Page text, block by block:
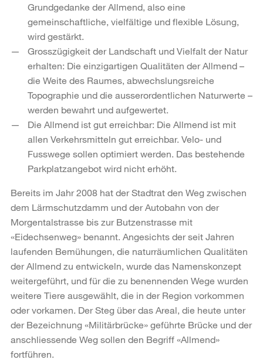
Grundgedanke der Allmend, also eine
gemeinschaftliche, vielfältige und flexible Lösung,
wird gestärkt.
Grosszügigkeit der Landschaft und Vielfalt der Natur
erhalten: Die einzigartigen Qualitäten der Allmend –
die Weite des Raumes, abwechslungsreiche
Topographie und die ausserordentlichen Naturwerte –
werden bewahrt und aufgewertet.
Die Allmend ist gut erreichbar: Die Allmend ist mit
allen Verkehrsmitteln gut erreichbar. Velo- und
Fusswege sollen optimiert werden. Das bestehende
Parkplatzangebot wird nicht erhöht.
Bereits im Jahr 2008 hat der Stadtrat den Weg zwischen
dem Lärmschutzdamm und der Autobahn von der
Morgentalstrasse bis zur Butzenstrasse mit
«Eidechsenweg» benannt. Angesichts der seit Jahren
laufenden Bemühungen, die naturräumlichen Qualitäten
der Allmend zu entwickeln, wurde das Namenskonzept
weitergeführt, und für die zu benennenden Wege wurden
weitere Tiere ausgewählt, die in der Region vorkommen
oder vorkamen. Der Steg über das Areal, die heute unter
der Bezeichnung «Militärbrücke» geführte Brücke und der
anschliessende Weg sollen den Begriff «Allmend»
fortführen.